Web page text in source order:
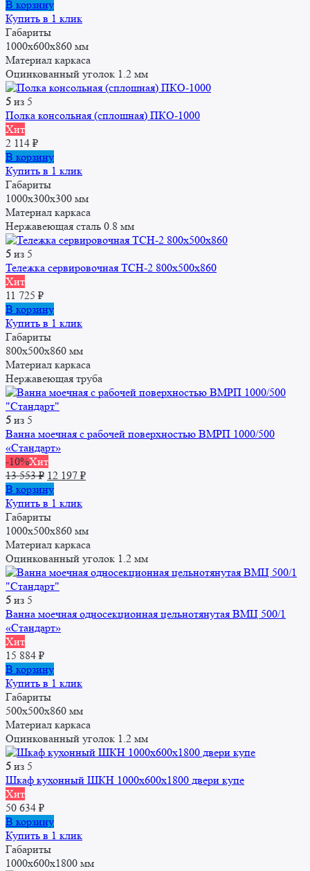
В корзину
Купить в 1 клик
Габариты
1000x600x860 мм
Материал каркаса
Оцинкованный уголок 1.2 мм
5 из 5
Полка консольная (сплошная) ПКО-1000
Хит
2 114 ₽
В корзину
Купить в 1 клик
Габариты
1000x300x300 мм
Материал каркаса
Нержавеющая сталь 0.8 мм
5 из 5
Тележка сервировочная ТСН-2 800х500х860
Хит
11 725 ₽
В корзину
Купить в 1 клик
Габариты
800х500х860 мм
Материал каркаса
Нержавеющая труба
5 из 5
Ванна моечная с рабочей поверхностью ВМРП 1000/500
«Стандарт»
-10%Хит
13 553₽ Первоначальная
цена
составляла
13
553 ₽.
12 197 ₽Текущая
В корзину
Купить в 1 клик
Габариты
1000x500x860 мм
Материал каркаса
Оцинкованный уголок 1.2 мм
5 из 5
Ванна моечная односекционная цельнотянутая ВМЦ 500/1
«Стандарт»
Хит
15 884 ₽
В корзину
Купить в 1 клик
Габариты
500x500x860 мм
Материал каркаса
Оцинкованный уголок 1.2 мм
5 из 5
Шкаф кухонный ШКН 1000x600x1800 двери купе
Хит
50 634 ₽
В корзину
Купить в 1 клик
Габариты
1000x600x1800 мм